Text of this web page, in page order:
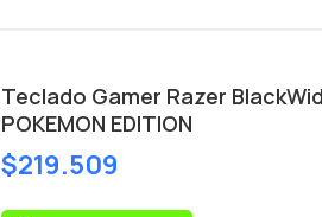
Teclado Gamer Razer
POKEMON EDITION
$219.509